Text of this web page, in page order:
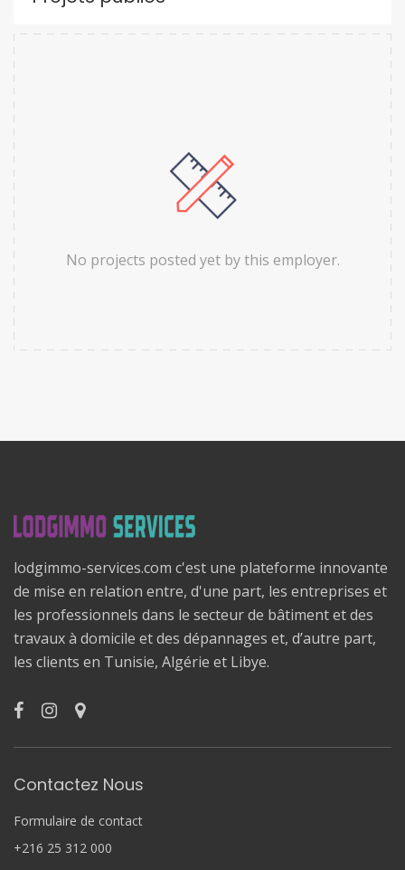
No projects posted yet by this employer.
lodgimmo-services.com c'est une plateforme innovante
de mise en relation entre, d'une part, les entreprises et
les professionnels dans le secteur de bâtiment et des
travaux à domicile et des dépannages et, d’autre part,
les clients en Tunisie, Algérie et Libye.
Contactez Nous
Formulaire de contact
+216 25 312 000